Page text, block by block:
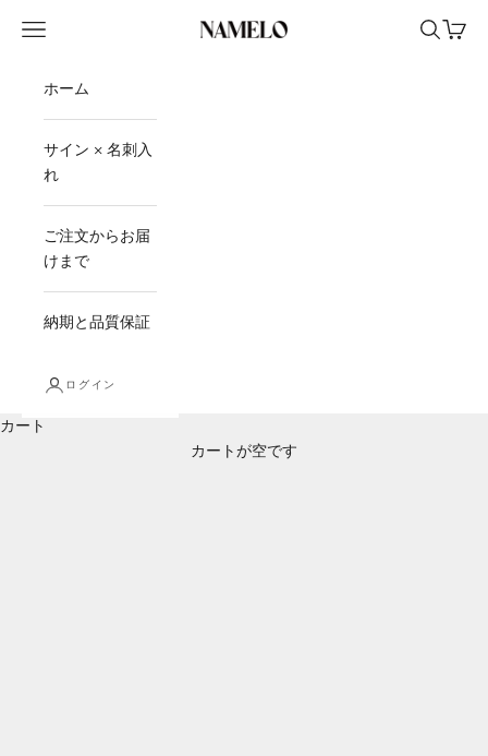
ネームロ公式オンラインストア
メニュー 検索カート
ホーム
サイン × 名刺入
れ
ご注文からお届
けまで
納期と品質保証
ログイン
カート
カートが空です
納期と品質保証